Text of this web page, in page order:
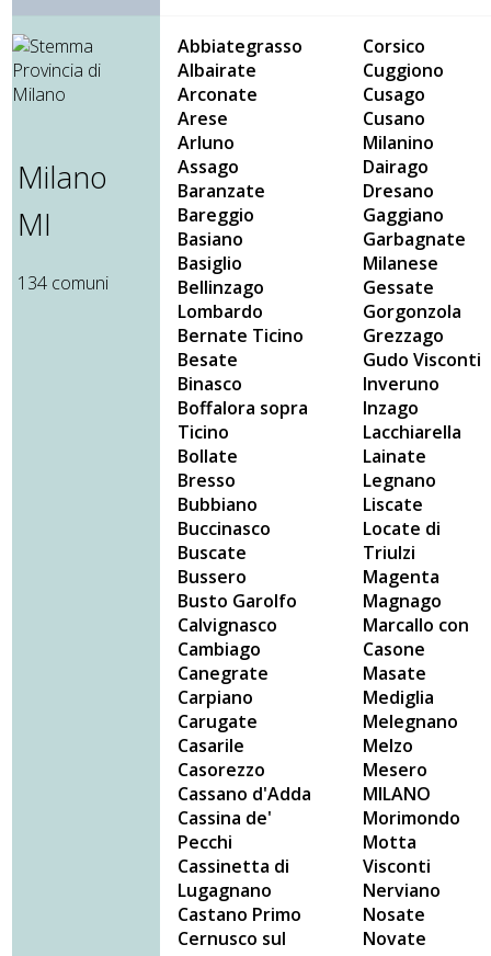
Milano
MI
134 comuni
Abbiategrasso
Albairate
Arconate
Arese
Arluno
Assago
Baranzate
Bareggio
Basiano
Basiglio
Bellinzago
Lombardo
Bernate Ticino
Besate
Binasco
Boffalora sopra
Ticino
Bollate
Bresso
Bubbiano
Buccinasco
Buscate
Bussero
Busto Garolfo
Calvignasco
Cambiago
Canegrate
Carpiano
Carugate
Casarile
Casorezzo
Cassano d'Adda
Cassina de'
Pecchi
Cassinetta di
Lugagnano
Castano Primo
Cernusco sul
Corsico
Cuggiono
Cusago
Cusano
Milanino
Dairago
Dresano
Gaggiano
Garbagnate
Milanese
Gessate
Gorgonzola
Grezzago
Gudo Visconti
Inveruno
Inzago
Lacchiarella
Lainate
Legnano
Liscate
Locate di
Triulzi
Magenta
Magnago
Marcallo con
Casone
Masate
Mediglia
Melegnano
Melzo
Mesero
MILANO
Morimondo
Motta
Visconti
Nerviano
Nosate
Novate